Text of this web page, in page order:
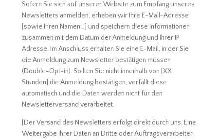
Sofern Sie sich auf unserer Website zum Empfang unseres
Newsletters anmelden, erheben wir Ihre E-Mail-Adresse
[sowie Ihren Namen…] und speichern diese Informationen
zusammen mit dem Datum der Anmeldung und Ihrer IP-
Adresse. Im Anschluss erhalten Sie eine E-Mail, in der Sie
die Anmeldung zum Newsletter bestätigen müssen
(Double-Opt-in). Sollten Sie nicht innerhalb von [XX
Stunden] die Anmeldung bestätigen, verfällt diese
automatisch und die Daten werden nicht für den
Newsletterversand verarbeitet.
[Der Versand des Newsletters erfolgt direkt durch uns. Eine
Weitergabe Ihrer Daten an Dritte oder Auftragsverarbeiter